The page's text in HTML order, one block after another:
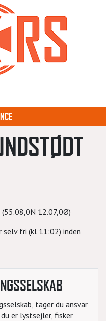
12.07,0Ø)
selv fri (kl 11:02) inden
tager du ansvar
er lystsejler, fisker